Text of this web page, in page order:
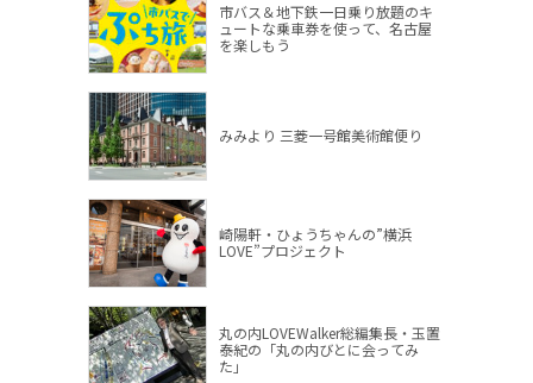
市バス＆地下鉄一日乗り放題のキ
ュートな乗車券を使って、名古屋
を楽しもう
みみより 三菱一号館美術館便り
崎陽軒・ひょうちゃんの”横浜
LOVE”プロジェクト
丸の内LOVEWalker総編集長・玉置
泰紀の「丸の内びとに会ってみ
た」